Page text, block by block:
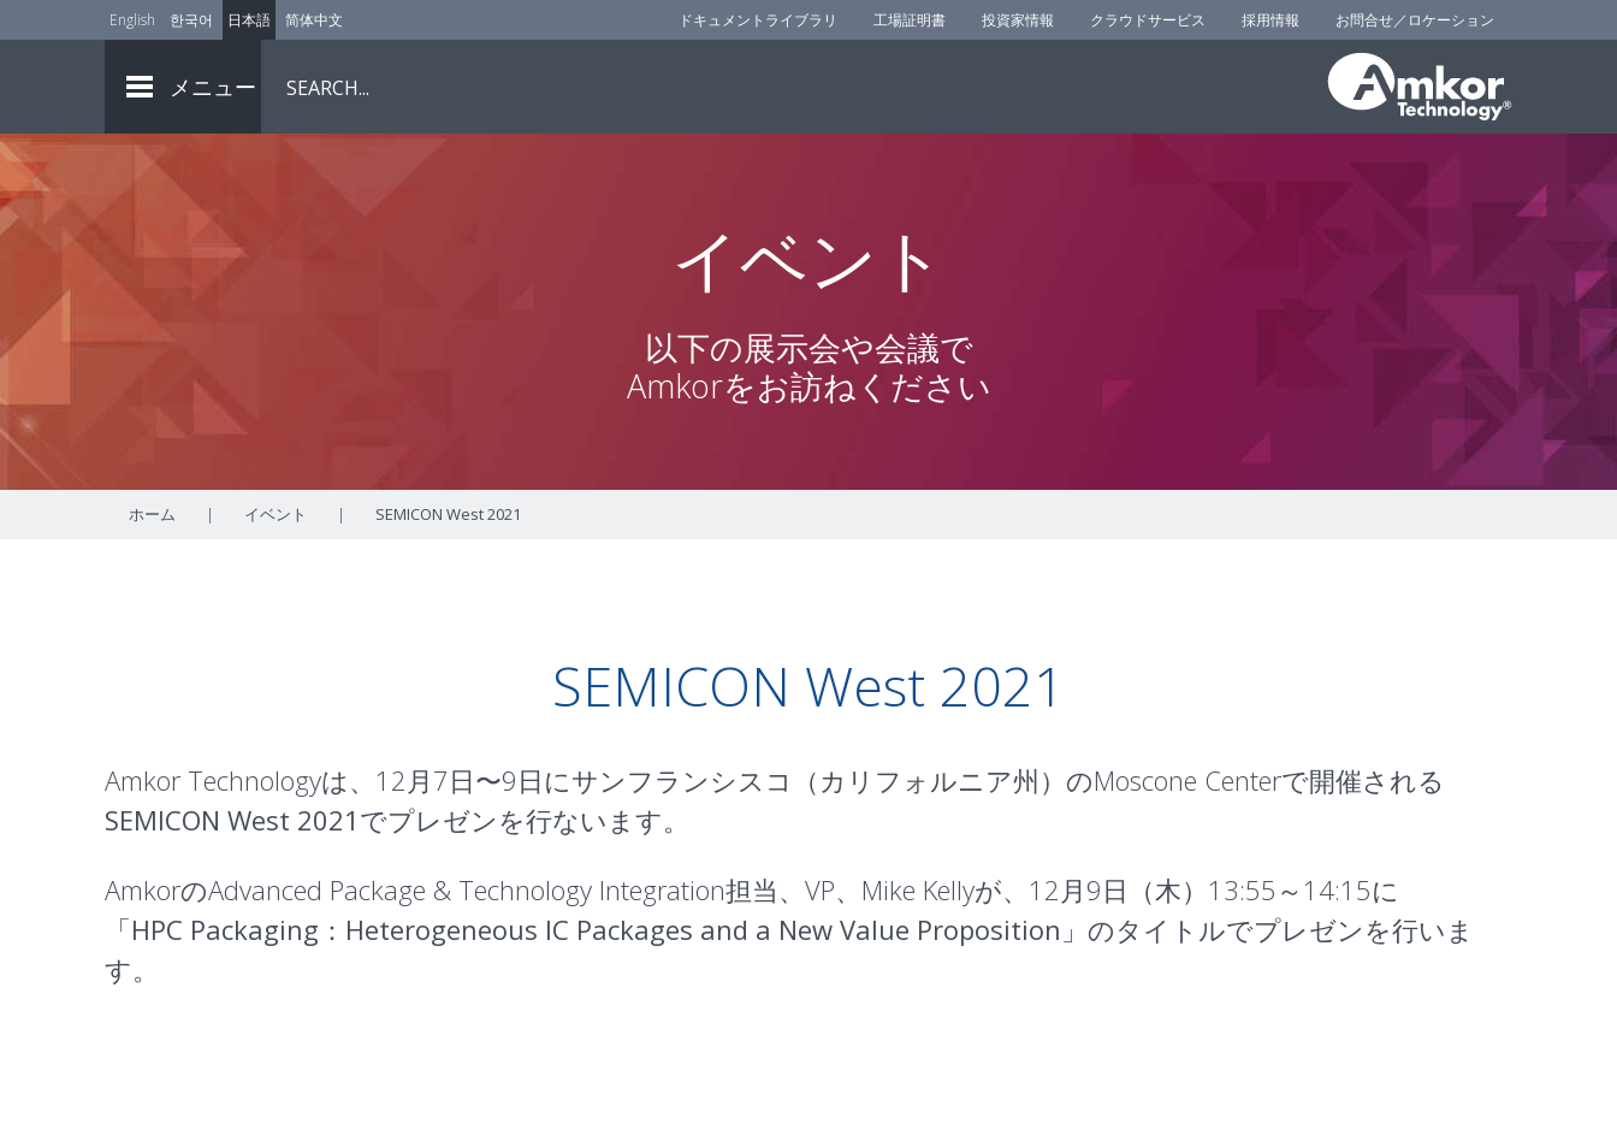
English 한국어 日本語 简体中文 ドキュメントライブラリ 工場証明書 投資家情報 クラウドサービス 採用情報 お問合せ／ロケーション
メニュー
イベント
以下の展示会や会議で
Amkorをお訪ねください
ホーム | イベント | SEMICON West 2021
SEMICON West 2021
Amkor Technologyは、12月7日〜9日にサンフランシスコ（カリフォルニア州）のMoscone Centerで開催される
SEMICON West 2021 でプレゼンを行ないます。
AmkorのAdvanced Package & Technology Integration担当、VP、Mike Kellyが、12月9日（木）13:55～14:15に
「HPC Packaging：Heterogeneous IC Packages and a New Value Proposition 」のタイトルでプレゼンを行いま
す。